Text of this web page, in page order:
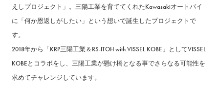
えしプロジェクト」。三陽工業を育ててくれたKawasakiオートバイ
に「何か恩返しがしたい」という想いで誕生したプロジェクトで
す。
2018年から「KRP三陽工業＆RS-ITOH with VISSEL KOBE」としてVISSEL
KOBEとコラボをし、三陽工業が懸け橋となる事でさらなる可能性を
求めてチャレンジしています。